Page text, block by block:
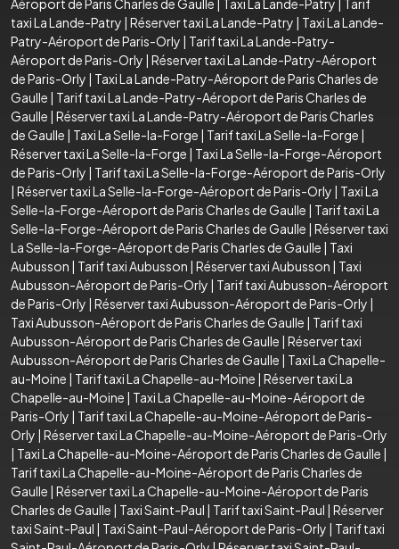
taxi La Lande-Patry | Réserver taxi La Lande-Patry | Taxi La Lande-
Patry-Aéroport de Paris-Orly | Tarif taxi La Lande-Patry-
Aéroport de Paris-Orly | Réserver taxi La Lande-Patry-Aéroport
de Paris-Orly | Taxi La Lande-Patry-Aéroport de Paris Charles de
Gaulle | Tarif taxi La Lande-Patry-Aéroport de Paris Charles de
Gaulle | Réserver taxi La Lande-Patry-Aéroport de Paris Charles
de Gaulle | Taxi La Selle-la-Forge | Tarif taxi La Selle-la-Forge |
Réserver taxi La Selle-la-Forge | Taxi La Selle-la-Forge-Aéroport
de Paris-Orly | Tarif taxi La Selle-la-Forge-Aéroport de Paris-Orly
| Réserver taxi La Selle-la-Forge-Aéroport de Paris-Orly | Taxi La
Selle-la-Forge-Aéroport de Paris Charles de Gaulle | Tarif taxi La
Selle-la-Forge-Aéroport de Paris Charles de Gaulle | Réserver taxi
La Selle-la-Forge-Aéroport de Paris Charles de Gaulle | Taxi
Aubusson | Tarif taxi Aubusson | Réserver taxi Aubusson | Taxi
Aubusson-Aéroport de Paris-Orly | Tarif taxi Aubusson-Aéroport
de Paris-Orly | Réserver taxi Aubusson-Aéroport de Paris-Orly |
Taxi Aubusson-Aéroport de Paris Charles de Gaulle | Tarif taxi
Aubusson-Aéroport de Paris Charles de Gaulle | Réserver taxi
Aubusson-Aéroport de Paris Charles de Gaulle | Taxi La Chapelle-
au-Moine | Tarif taxi La Chapelle-au-Moine | Réserver taxi La
Chapelle-au-Moine | Taxi La Chapelle-au-Moine-Aéroport de
Paris-Orly | Tarif taxi La Chapelle-au-Moine-Aéroport de Paris-
Orly | Réserver taxi La Chapelle-au-Moine-Aéroport de Paris-Orly
| Taxi La Chapelle-au-Moine-Aéroport de Paris Charles de Gaulle |
Tarif taxi La Chapelle-au-Moine-Aéroport de Paris Charles de
Gaulle | Réserver taxi La Chapelle-au-Moine-Aéroport de Paris
Charles de Gaulle | Taxi Saint-Paul | Tarif taxi Saint-Paul | Réserver
taxi Saint-Paul | Taxi Saint-Paul-Aéroport de Paris-Orly | Tarif taxi